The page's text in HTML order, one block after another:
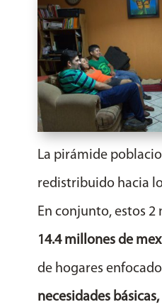
La pirámide
redistribuido hacia
En conjunto, estos 2
14.4 millones de
de hogares
necesidades básicas,